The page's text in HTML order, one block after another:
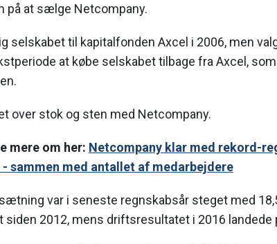
på at sælge Netcompany.
selskabet til kapitalfonden Axcel i 2006, men
at købe selskabet tilbage fra Axcel,
over stok og sten med Netcompany.
mere om her: Netcompany klar med rekord-
sammen med antallet af medarbejdere
var i seneste regnskabsår steget med
siden 2012, mens driftsresultatet i 2016 landede